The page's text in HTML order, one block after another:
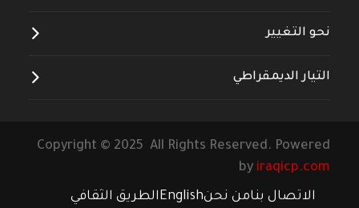
نحو التغيير
التيار الديمقراطي
Copyright © 2025 All Rights Reserved. Powered
by iraqicp.com
الاتصال بنامن نحنEnglishالطريق الثقافي